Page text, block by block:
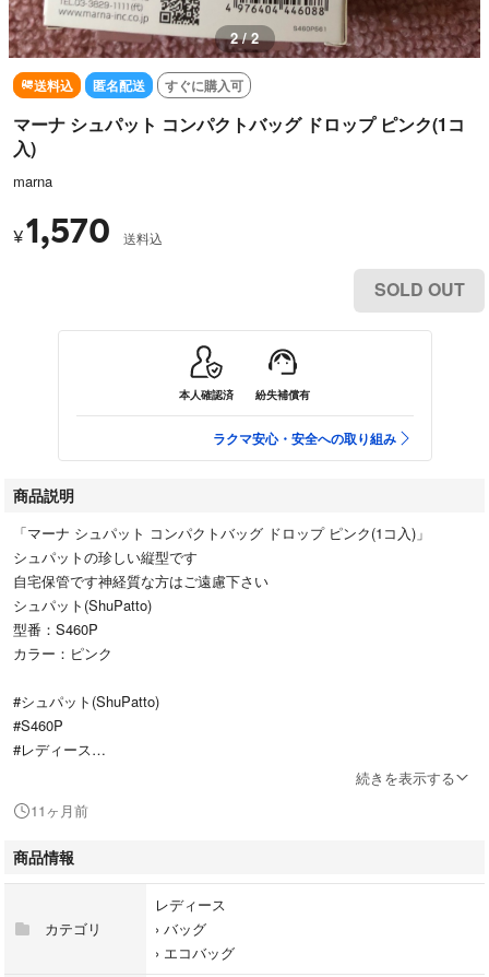
1 / 2
送料込 匿名配送 すぐに購入可
マーナ シュパット コンパクトバッグ ドロップ ピンク(1コ
入)
marna
¥1,570 送料込
SOLD OUT
本人確認済 紛失補償有
ラクマ安心・安全への取り組み
商品説明
「マーナ シュパット コンパクトバッグ ドロップ ピンク(1コ入)」
シュパットの珍しい縦型です
自宅保管です神経質な方はご遠慮下さい
シュパット(ShuPatto)
型番：S460P
カラー：ピンク
#シュパット(ShuPatto)
#S460P
#レディース
続きを表示する
11ヶ月前
商品情報
カテゴリ
レディース
› バッグ
› エコバッグ